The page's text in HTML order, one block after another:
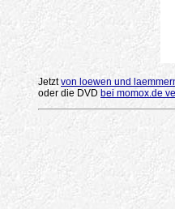
Jetztvon loewen und
oder die DVD bei momox.de